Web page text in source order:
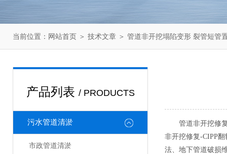
当前位置： 网站首页 ＞ 技术文章 ＞ 管道非开挖塌陷变形 裂管短管
产品列表 / PRODUCTS
污水管道清淤
市政管道清淤
管道非开挖修
非开挖修复-CIPP
法、地下管道破损